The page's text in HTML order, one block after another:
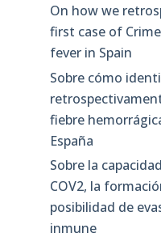
On how we
first case of
fever in Spain
Sobre cómo
fiebre
España
Sobre la
COV2, la
posibilidad de
inmune